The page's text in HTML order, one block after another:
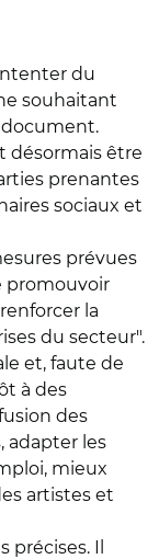
du
souhaitant
désormais être
prenantes
sociaux et
prévues
promouvoir
la
du secteur".
et, faute de
à des
des
adapter les
mieux
artistes et
Il